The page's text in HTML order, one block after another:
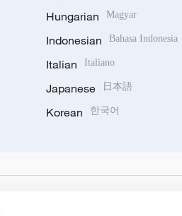
Hungarian Magyar
Indonesian Bahasa Indonesia
Italian Italiano
Japanese 日本語
Korean 한국어